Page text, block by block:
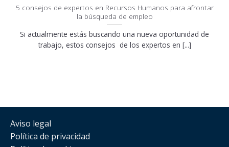
5 consejos de expertos en Recursos Humanos para afrontar
la búsqueda de empleo
Si actualmente estás buscando una nueva oportunidad de
trabajo, estos consejos de los expertos en [...]
Aviso legal
Política de privacidad